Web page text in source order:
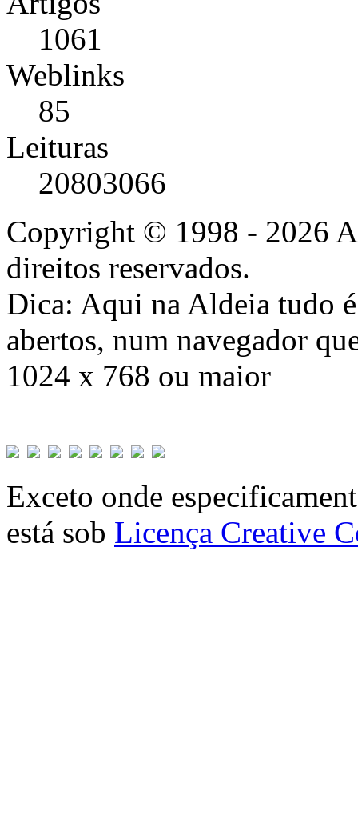
1061
Weblinks
85
Leituras
20803066
Copyright © 1998 - 2026
direitos reservados.
Dica: Aqui na Aldeia tudo
abertos, num navegador
1024 x 768 ou maior
Exceto onde
está sob Licença Creative